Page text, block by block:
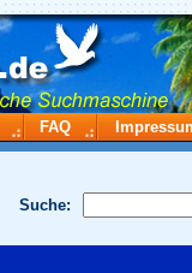
FAQ
Suche: